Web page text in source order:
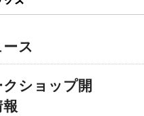
ス
クショップ開